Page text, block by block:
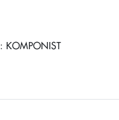
: KOMPONIST